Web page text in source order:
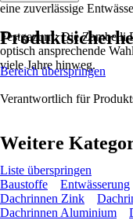
eine zuverlässige
Festgezurrt: Die Zambelli
optisch ansprechende
viele Jahre hinweg.
Bereich überspringen
Verantwortlich für
Weitere
Liste überspringen
Baustoffe
Entwässerung
Dachrinnen Zink
Dachrinnen Aluminium